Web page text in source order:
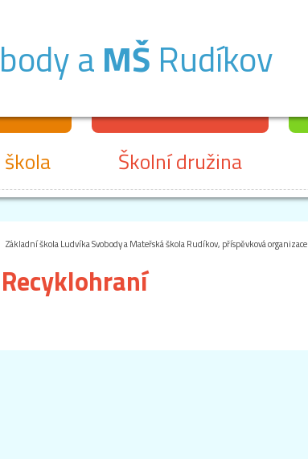
aMŠ Rudíkov
Školní družina
Základní škola Ludvíka Svobody a Mateřská škola Rudíkov, příspěvková organizace
Recyklohraní